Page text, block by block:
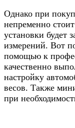
Однако при
непременно
установки будет
измерений. Вот
помощью к
качественно
настройку
весов. Также
при